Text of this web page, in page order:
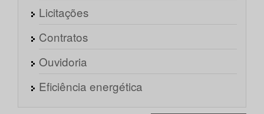
Licitações
Contratos
Ouvidoria
Eficiência energética